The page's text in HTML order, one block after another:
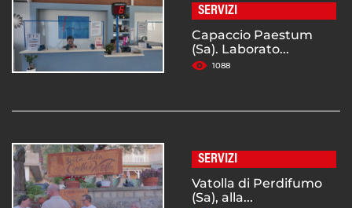
SERVIZI
Capaccio Paestum
(Sa). Laborato...
1088
SERVIZI
Vatolla di Perdifumo
(Sa), alla...